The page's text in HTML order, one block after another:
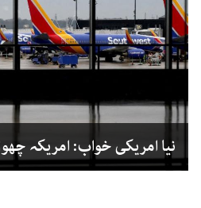
نیا امریکی خواب: امریکہ